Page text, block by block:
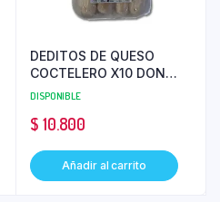
DEDITOS DE QUESO
COCTELERO X10 DON
PALITO
DISPONIBLE
$ 10.800
Añadir al carrito